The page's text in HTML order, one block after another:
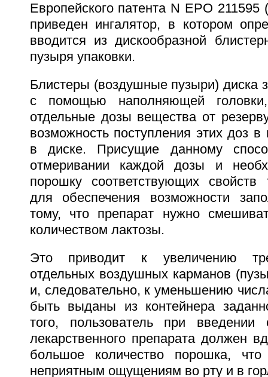
Европейского патента N EPO 211595
приведен ингалятор, в котором
вводится из дискообразной
пузыря упаковки.
Блистеры (воздушные пузыри) диска
с помощью наполняющей головки,
отдельные дозы вещества от
возможность поступления этих доз
в диске. Присущие данному
отмеривании каждой дозы и
порошку соответствующих свойств
для обеспечения возможности
тому, что препарат нужно
количеством лактозы.
Это приводит к увеличению
отдельных воздушных карманов
и, следовательно, к уменьшению
быть выданы из контейнера
того, пользователь при
лекарственного препарата должен
большое количество порошка,
неприятным ощущениям во рту и в